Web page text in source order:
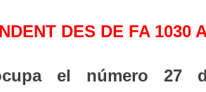
DES DE FA 1030
el número 27